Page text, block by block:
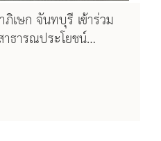
ของหอสมุดแห่งชาติรัชมังคลา
ธารณะ และแสดงความจงรัก
เษก จันทบุรี เข้าร่วม
ธารณประโยชน์
กูร สิริวิบูลยราชกุมาร
ระสูติ 29 เมษายน
พระอารามหลวง